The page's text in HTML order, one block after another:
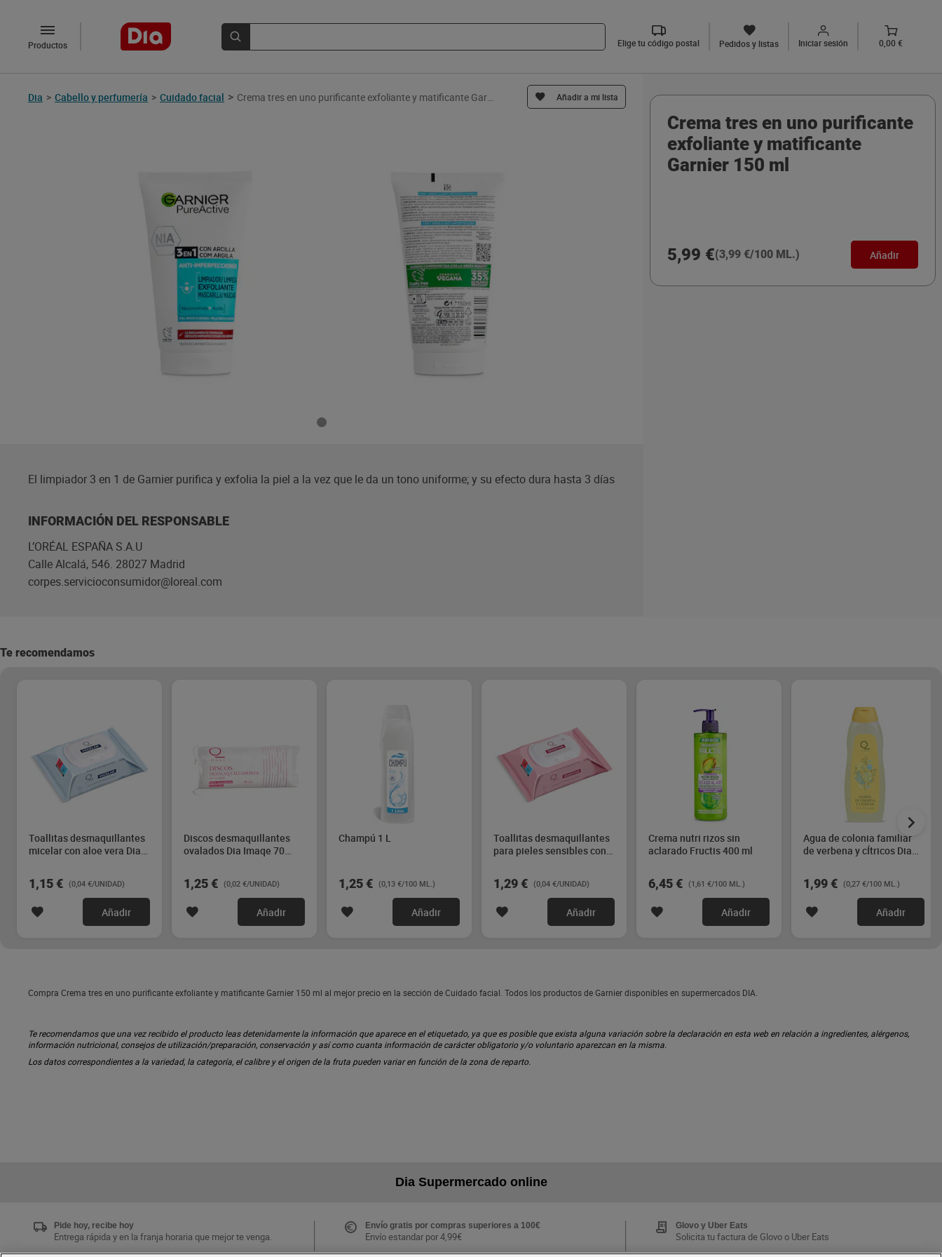
Productos Elige tu código postal Pedidos y listas Iniciar sesión 0,00 €
Dia > Cabello y perfumería > Cuidado facial > Añadir a mi lista
El limpiador 3 en 1 de Garnier purifica y exfolia la piel a la vez que le da un tono uniforme; y su efecto dura hasta 3 días
INFORMACIÓN DEL RESPONSABLE
L’ORÉAL ESPAÑA S.A.U
Calle Alcalá, 546. 28027 Madrid
corpes.servicioconsumidor@loreal.com
Crema tres en uno purificante
exfoliante y matificante
Garnier 150 ml
5,99 €(3,99 €/100 ML.) Añadir
Te recomendamos
Toallitas desmaquillantes
micelar con aloe vera Dia
1,15 € (0,04 €/UNIDAD)
Añadir
Discos desmaquillantes
ovalados Dia Imaqe 70
1,25 € (0,02 €/UNIDAD)
Añadir
Champú 1 L
1,25 € (0,13 €/100 ML.)
Añadir
Toallitas desmaquillantes
para pieles sensibles con
Imaqe 30 unidades
1,29 € (0,04 €/UNIDAD)
Añadir
Crema nutri rizos sin
aclarado Fructis 400 ml
6,45 € (1,61 €/100 ML.)
Añadir
Agua de colonia familiar
de verbena y cÍtricos Dia
1,99 € (0,27 €/100 ML.)
Añadir
Compra Crema tres en uno purificante exfoliante y matificante Garnier 150 ml al mejor precio en la sección de Cuidado facial. Todos los productos de Garnier disponibles en supermercados DIA.
Te recomendamos que una vez recibido el producto leas detenidamente la información que aparece en el etiquetado, ya que es posible que exista alguna variación sobre la declaración en esta web en relación a ingredientes, alérgenos,
información nutricional, consejos de utilización/preparación, conservación y así como cuanta información de carácter obligatorio y/o voluntario aparezcan en la misma.
Los datos correspondientes a la variedad, la categoría, el calibre y el origen de la fruta pueden variar en función de la zona de reparto.
Dia Supermercado online
Pide hoy, recibe hoy
Entrega rápida y en la franja horaria que mejor te venga.
Envío gratis por compras superiores a 100€
Envío estandar por 4,99€
Glovo y Uber Eats
Solicita tu factura de Glovo o Uber Eats